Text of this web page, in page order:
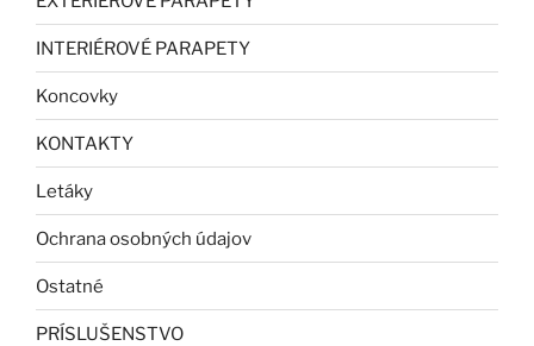
INTERIÉROVÉ PARAPETY
Koncovky
KONTAKTY
Letáky
Ochrana osobných údajov
Ostatné
PRÍSLUŠENSTVO